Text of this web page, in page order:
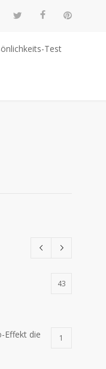
Test
43
Effekt die
1